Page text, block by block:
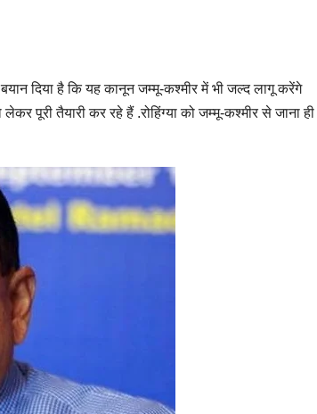
दिया है कि यह कानून जम्मू-कश्मीर में भी जल्द लागू करेंगे
पूरी तैयारी कर रहे हैं .रोहिंग्या को जम्मू-कश्मीर से जाना ही